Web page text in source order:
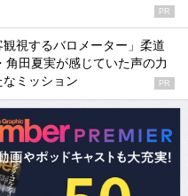
PR
観視するバロメーター」柔道
角田夏実が感じていた声の力
なミッション
PR